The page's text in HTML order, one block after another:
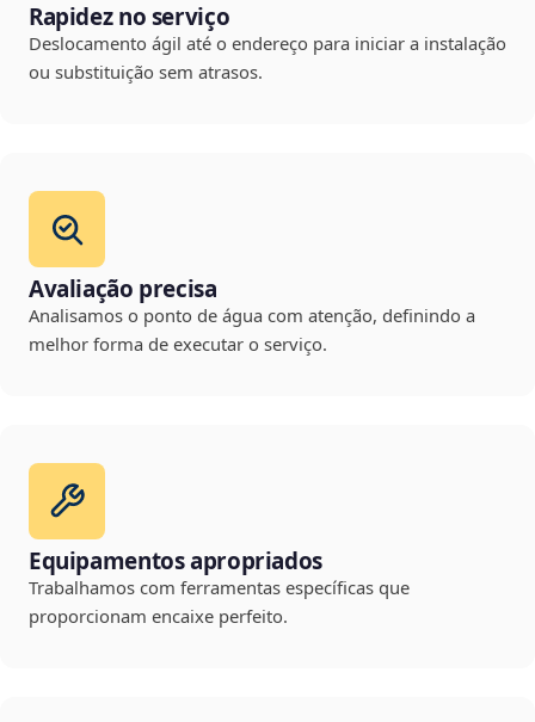
Rapidez no serviço
Deslocamento ágil até o endereço para iniciar a instalação
ou substituição sem atrasos.
Avaliação precisa
Analisamos o ponto de água com atenção, definindo a
melhor forma de executar o serviço.
Equipamentos apropriados
Trabalhamos com ferramentas específicas que
proporcionam encaixe perfeito.